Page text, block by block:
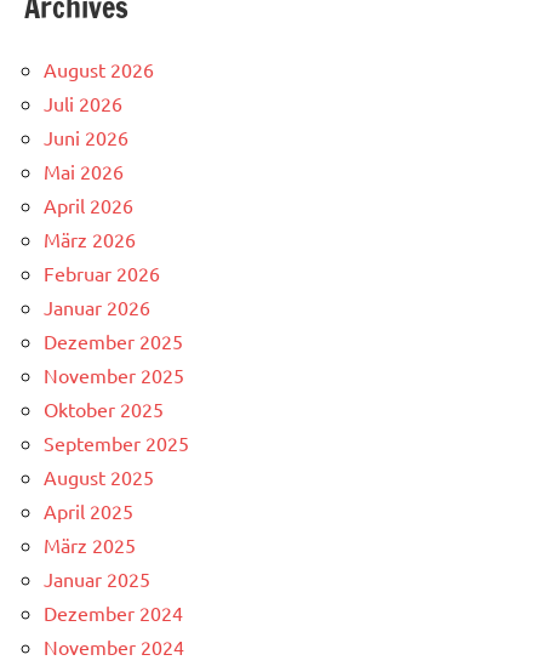
August 2026
Juli 2026
Juni 2026
Mai 2026
April 2026
März 2026
Februar 2026
Januar 2026
Dezember 2025
November 2025
Oktober 2025
September 2025
August 2025
April 2025
März 2025
Januar 2025
Dezember 2024
November 2024